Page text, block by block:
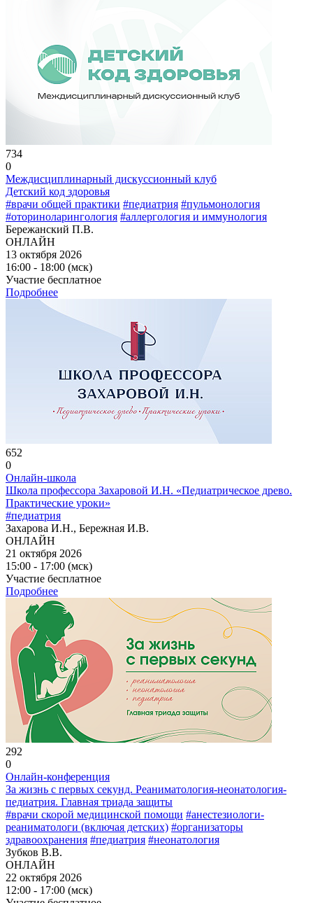
734
0
Междисциплинарный дискуссионный клуб
Детский код здоровья
#врачи общей практики #педиатрия #пульмонология
#оториноларингология #аллергология и иммунология
Бережанский П.В.
ОНЛАЙН
13 октября 2026
16:00 - 18:00 (мск)
Участие бесплатное
Подробнее
652
0
Онлайн-школа
Школа профессора Захаровой И.Н. «Педиатрическое древо.
Практические уроки»
#педиатрия
Захарова И.Н., Бережная И.В.
ОНЛАЙН
21 октября 2026
15:00 - 17:00 (мск)
Участие бесплатное
Подробнее
292
0
Онлайн-конференция
За жизнь с первых секунд. Реаниматология-неонатология-
педиатрия. Главная триада защиты
#врачи скорой медицинской помощи #анестезиологи-
реаниматологи (включая детских) #организаторы
здравоохранения #педиатрия #неонатология
Зубков В.В.
ОНЛАЙН
22 октября 2026
12:00 - 17:00 (мск)